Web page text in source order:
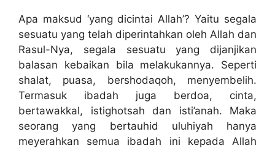
Apa maksud ‘yang dicintai Allah’? Yaitu segala
sesuatu yang telah diperintahkan oleh Allah dan
Rasul-Nya, segala sesuatu yang dijanjikan
balasan kebaikan bila melakukannya. Seperti
shalat, puasa, bershodaqoh, menyembelih.
Termasuk ibadah juga berdoa, cinta,
bertawakkal, istighotsah dan isti’anah. Maka
seorang yang bertauhid uluhiyah hanya
meyerahkan semua ibadah ini kepada Allah